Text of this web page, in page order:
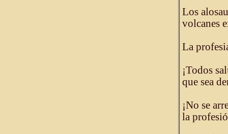
Los
volcanes
La
¡Todos
que sea
¡No se
la